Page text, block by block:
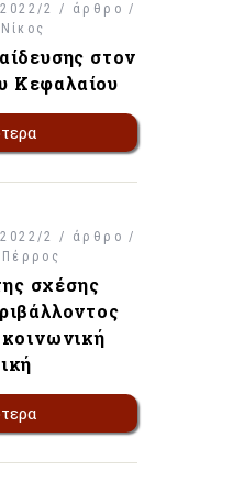
2 / άρθρο /
στον
Κεφαλαίου
2 / άρθρο /
σχέσης